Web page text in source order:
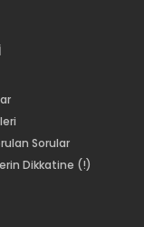
Sorular
Dikkatine (!)